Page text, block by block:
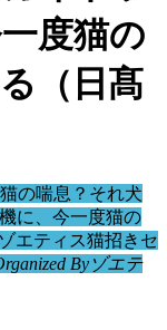
度猫の
（日髙
の喘息？それ犬
に、今一度猫の
ゾエティス猫招きセ
By ゾエテ